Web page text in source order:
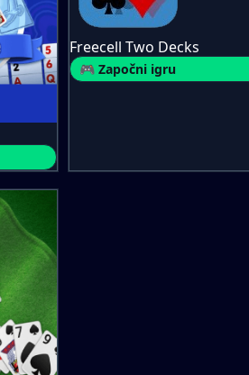
Freecell Two Decks
🎮 Započni igru